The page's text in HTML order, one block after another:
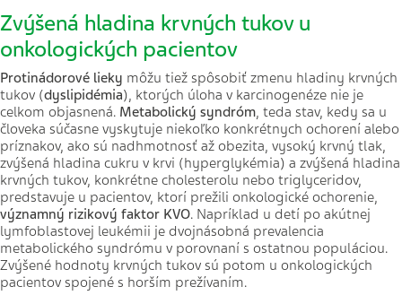
Zvýšená hladina krvných tukov u
onkologických pacientov
Protinádorové lieky môžu tiež spôsobiť zmenu hladiny krvných
tukov (dyslipidémia), ktorých úloha v karcinogenéze nie je
celkom objasnená. Metabolický syndróm, teda stav, kedy sa u
človeka súčasne vyskytuje niekoľko konkrétnych ochorení alebo
príznakov, ako sú nadhmotnosť až obezita, vysoký krvný tlak,
zvýšená hladina cukru v krvi (hyperglykémia) a zvýšená hladina
krvných tukov, konkrétne cholesterolu nebo triglyceridov,
predstavuje u pacientov, ktorí prežili onkologické ochorenie,
významný rizikový faktor KVO. Napríklad u detí po akútnej
lymfoblastovej leukémii je dvojnásobná prevalencia
metabolického syndrómu v porovnaní s ostatnou populáciou.
Zvýšené hodnoty krvných tukov sú potom u onkologických
pacientov spojené s horším prežívaním.